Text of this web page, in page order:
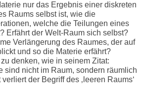
nur das Ergebnis einer diskreten
Raums selbst ist, wie die
welche die Teilungen eines
Erfährt der Welt-Raum sich selbst?
Verlängerung des Raumes, der auf
und so die Materie erfährt?
denken, wie in seinem Zitat:
sind nicht im Raum, sondern räumlich
der Begriff des ‚leeren Raums‘